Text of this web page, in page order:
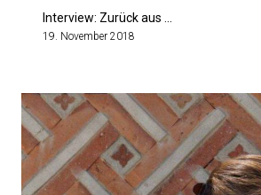
Interview: Zurück aus ...
19. November 2018